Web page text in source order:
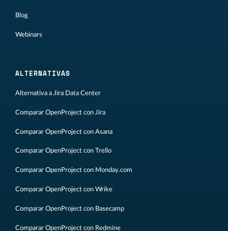
Blog
Webinars
ALTERNATIVAS
Alternativa a Jira Data Center
Comparar OpenProject con Jira
Comparar OpenProject con Asana
Comparar OpenProject con Trello
Comparar OpenProject con Monday.com
Comparar OpenProject con Wrike
Comparar OpenProject con Basecamp
Comparar OpenProject con Redmine